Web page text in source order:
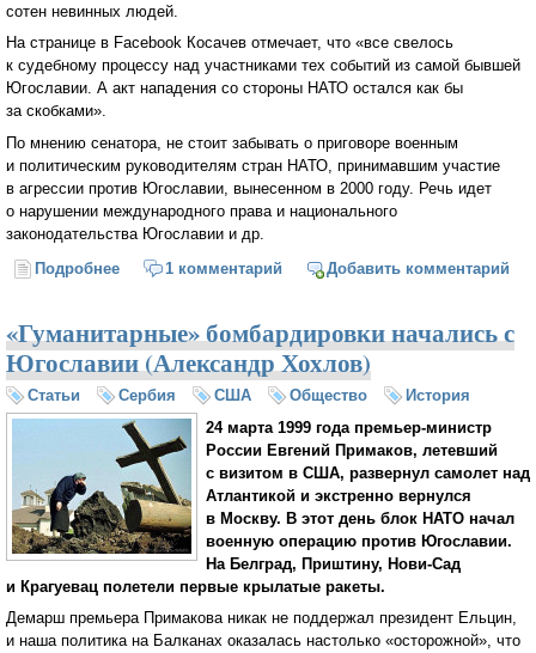
сотен невинных людей.
На странице в Facebook Косачев отмечает, что «все свелось
к судебному процессу над участниками тех событий из самой бывшей
Югославии. А акт нападения со стороны НАТО остался как бы
за скобками».
По мнению сенатора, не стоит забывать о приговоре военным
и политическим руководителям стран НАТО, принимавшим участие
в агрессии против Югославии, вынесенном в 2000 году. Речь идет
о нарушении международного права и национального
законодательства Югославии и др.
Подробнее о Годовщину бомбардировок Югославии отметили
1 комментарий Добавить комментарий
«Гуманитарные» бомбардировки начались с
Югославии (Александр Хохлов)
Статьи Сербия США Общество
История
24 марта 1999 года премьер-министр
России Евгений Примаков, летевший
с визитом в США, развернул самолет над
Атлантикой и экстренно вернулся
в Москву. В этот день блок НАТО начал
военную операцию против Югославии.
На Белград, Приштину, Нови-Сад
и Крагуевац полетели первые крылатые ракеты.
Демарш премьера Примакова никак не поддержал президент Ельцин,
и наша политика на Балканах оказалась настолько «осторожной», что